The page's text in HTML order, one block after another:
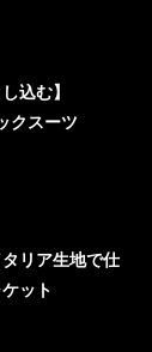
込む】
クスーツ
タリア生地で仕
ット